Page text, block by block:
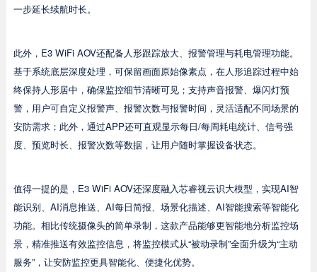
一步延长续航时长。
此外，E3 WiFi AOV还配备人形跟踪放大、报警管理与耗电管理功能。
基于系统底层深度处理，可保留画面原始像素点，在人形追踪过程中始
终保持人形居中，确保监控细节清晰可见；支持声音报警、爆闪灯预
警，用户可自定义报警声、报警次数与报警时间，灵活适配不同场景的
安防需求；此外，通过APP还可直观显示每日/每周耗电统计、信号强
度、预览时长、报警次数等数据，让用户随时掌握设备状态。
值得一提的是，E3 WiFi AOV还深度融入芯睿视云识大模型，实现AI智
能识别、AI消息推送、AI每日简报、场景化描述、AI智能搜索等智能化
功能。相比传统摄像头的简单录制，这款产品能够更智能地分析监控场
景，精准推送有效监控信息，将监控模式从“被动录制”全面升级为“主动
服务”，让安防监控更具智能化、便捷化优势。